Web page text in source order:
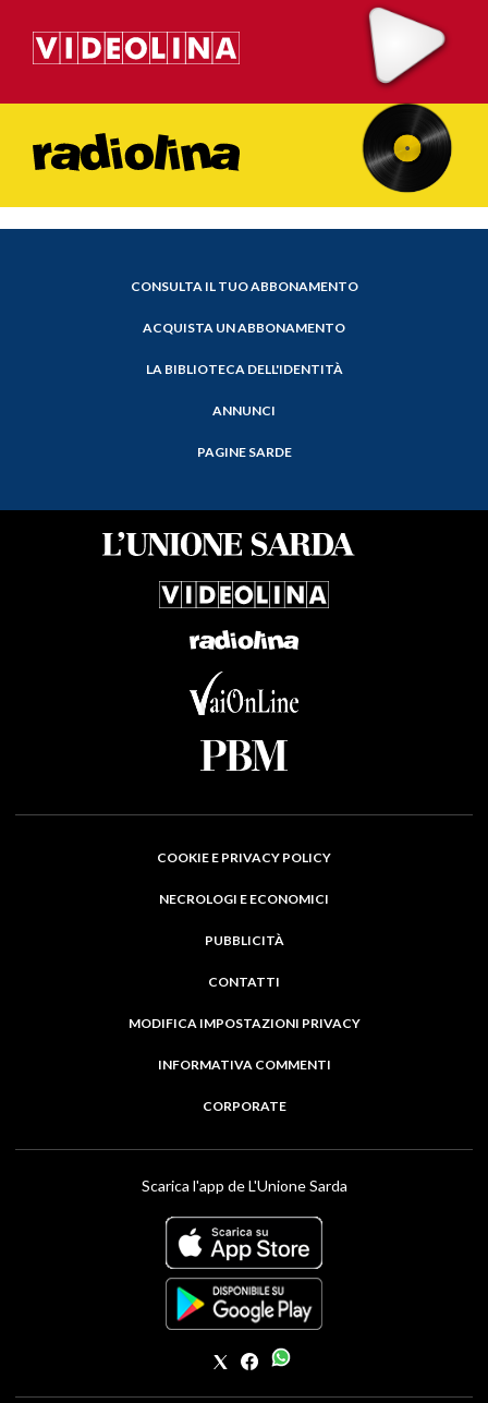
CONSULTA IL TUO ABBONAMENTO
ACQUISTA UN ABBONAMENTO
LA BIBLIOTECA DELL'IDENTITÀ
ANNUNCI
PAGINE SARDE
COOKIE E PRIVACY POLICY
NECROLOGI E ECONOMICI
PUBBLICITÀ
CONTATTI
MODIFICA IMPOSTAZIONI PRIVACY
INFORMATIVA COMMENTI
CORPORATE
Scarica l'app de L'Unione Sarda